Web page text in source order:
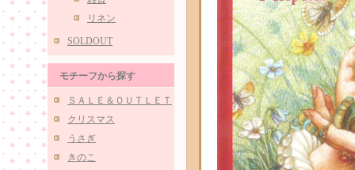
リネン
SOLDOUT
モチーフから探す
ＳＡＬＥ＆ＯＵＴＬＥＴ
クリスマス
うさぎ
きのこ